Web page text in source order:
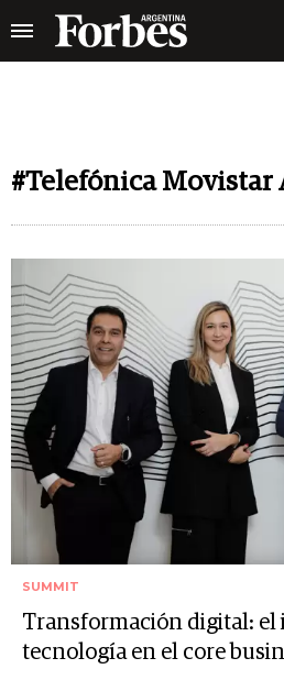
#Telefónica Movistar
SUMMIT
Transformación digital: el
tecnología en el core